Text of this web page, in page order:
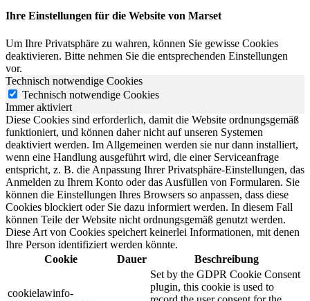
Ihre Einstellungen für die Website von Marset
Um Ihre Privatsphäre zu wahren, können Sie gewisse Cookies
deaktivieren. Bitte nehmen Sie die entsprechenden Einstellungen
vor.
Technisch notwendige Cookies
Technisch notwendige Cookies
Immer aktiviert
Diese Cookies sind erforderlich, damit die Website ordnungsgemäß
funktioniert, und können daher nicht auf unseren Systemen
deaktiviert werden. Im Allgemeinen werden sie nur dann installiert,
wenn eine Handlung ausgeführt wird, die einer Serviceanfrage
entspricht, z. B. die Anpassung Ihrer Privatsphäre-Einstellungen, das
Anmelden zu Ihrem Konto oder das Ausfüllen von Formularen. Sie
können die Einstellungen Ihres Browsers so anpassen, dass diese
Cookies blockiert oder Sie dazu informiert werden. In diesem Fall
können Teile der Website nicht ordnungsgemäß genutzt werden.
Diese Art von Cookies speichert keinerlei Informationen, mit denen
Ihre Person identifiziert werden könnte.
Cookie
Dauer Beschreibung
cookielawinfo-
Set by the GDPR Cookie Consent
plugin, this cookie is used to